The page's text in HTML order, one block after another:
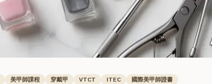
美甲師課程 穿戴甲 VTCT ITEC 國際美甲師證書